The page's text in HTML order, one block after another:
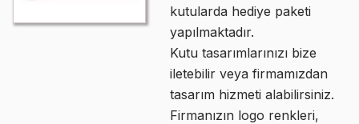
kutularda hediye paketi
yapılmaktadır.
Kutu tasarımlarınızı bize
iletebilir veya firmamızdan
tasarım hizmeti alabilirsiniz.
Firmanızın logo renkleri,